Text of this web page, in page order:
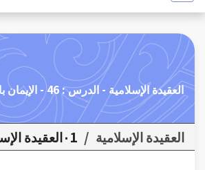
العقيدة الإسلامية / ٠1العقيدة الإسلامية